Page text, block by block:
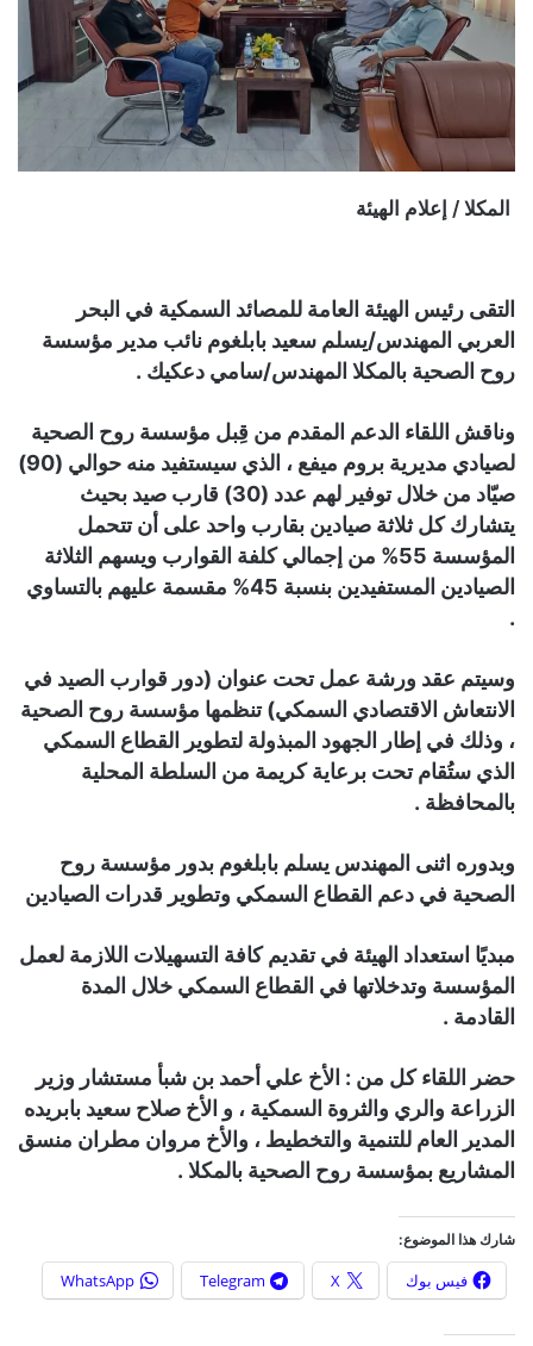
المكلا / إعلام الهيئة
التقى رئيس الهيئة العامة للمصائد السمكية في البحر
العربي المهندس/يسلم سعيد بابلغوم نائب مدير مؤسسة
روح الصحية بالمكلا المهندس/سامي دعكيك .
وناقش اللقاء الدعم المقدم من قِبل مؤسسة روح الصحية
لصيادي مديرية بروم ميفع ، الذي سيستفيد منه حوالي (90)
صيّاد من خلال توفير لهم عدد (30) قارب صيد بحيث
يتشارك كل ثلاثة صيادين بقارب واحد على أن تتحمل
المؤسسة 55% من إجمالي كلفة القوارب ويسهم الثلاثة
الصيادين المستفيدين بنسبة 45% مقسمة عليهم بالتساوي
.
وسيتم عقد ورشة عمل تحت عنوان (دور قوارب الصيد في
الانتعاش الاقتصادي السمكي) تنظمها مؤسسة روح الصحية
، وذلك في إطار الجهود المبذولة لتطوير القطاع السمكي
الذي ستُقام تحت برعاية كريمة من السلطة المحلية
بالمحافظة .
وبدوره اثنى المهندس يسلم بابلغوم بدور مؤسسة روح
الصحية في دعم القطاع السمكي وتطوير قدرات الصيادين
مبديًا استعداد الهيئة في تقديم كافة التسهيلات اللازمة لعمل
المؤسسة وتدخلاتها في القطاع السمكي خلال المدة
القادمة .
حضر اللقاء كل من : الأخ علي أحمد بن شبأ مستشار وزير
الزراعة والري والثروة السمكية ، و الأخ صلاح سعيد بابريده
المدير العام للتنمية والتخطيط ، والأخ مروان مطران منسق
المشاريع بمؤسسة روح الصحية بالمكلا .
شارك هذا الموضوع:
فيس بوك X
Telegram
WhatsApp